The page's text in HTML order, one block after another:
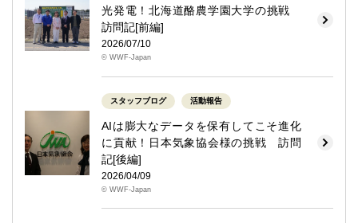
光発電！北海道酪農学園大学の挑戦
訪問記[前編]
2026/07/10
© WWF-Japan
スタッフブログ 活動報告
AIは膨大なデータを保有してこそ進化
に貢献！日本気象協会様の挑戦 訪問
記[後編]
2026/04/09
© WWF-Japan